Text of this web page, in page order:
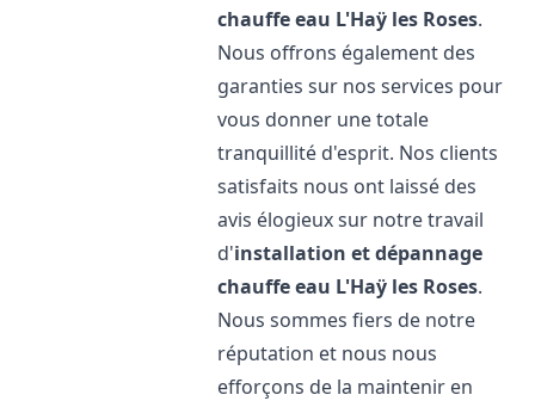
chauffe eau L'Haÿ les Roses.
Nous offrons également des
garanties sur nos services pour
vous donner une totale
tranquillité d'esprit. Nos clients
satisfaits nous ont laissé des
avis élogieux sur notre travail
d'installation et dépannage
chauffe eau L'Haÿ les Roses.
Nous sommes fiers de notre
réputation et nous nous
efforçons de la maintenir en